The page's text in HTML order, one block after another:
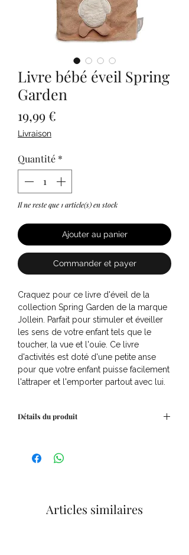
Livre bébé éveil Spring
Garden
19,99 €
Livraison
Quantité *
Il ne reste que 1 article(s) en stock
Ajouter au panier
Commander et payer
Craquez pour ce livre d'éveil de la
collection Spring Garden de la marque
Jollein. Parfait pour stimuler et éveiller
les sens de votre enfant tels que le
toucher, la vue et l'ouïe. Ce livre
d'activités est doté d'une petite anse
pour que votre enfant puisse facilement
l'attraper et l'emporter partout avec lui.
Détails du produit
Articles similaires